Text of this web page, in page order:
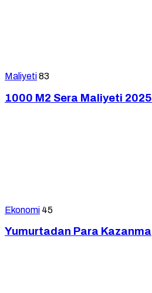
Maliyeti83
1000 M2 Sera Maliyeti 2025
Ekonomi 45
Yumurtadan Para Kazanma